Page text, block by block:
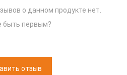
о данном продукте нет.
быть первым?
отзыв